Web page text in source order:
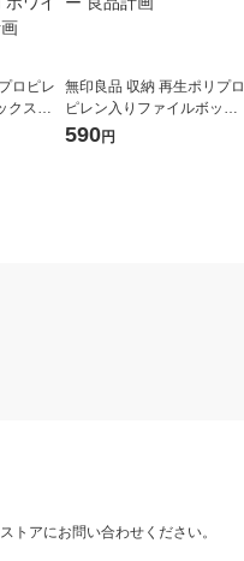
ロピレ
クスス
ーも
無印良品 収納 再生ポリプロ
ピレン入りファイルボック
ス スタンダードタイプ ホワ
590円
トアにお問い合わせください。